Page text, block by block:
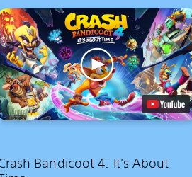
Bandicoot 4: It's About